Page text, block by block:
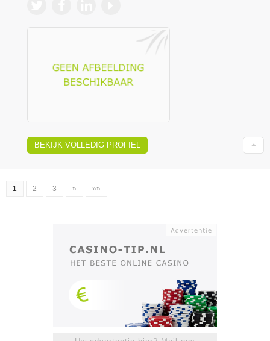
BEKIJK VOLLEDIG PROFIEL
1 2 3 » »»